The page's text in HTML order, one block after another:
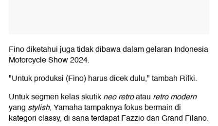
Fino diketahui juga tidak dibawa dalam gelaran Indonesia
Motorcycle Show 2024.
"Untuk produksi (Fino) harus dicek dulu," tambah Rifki.
Untuk segmen kelas skutikneo retroatau retro modern
yang stylish, Yamaha tampaknya fokus bermain di
kategori classy, di sana terdapat Fazzio dan Grand Filano.